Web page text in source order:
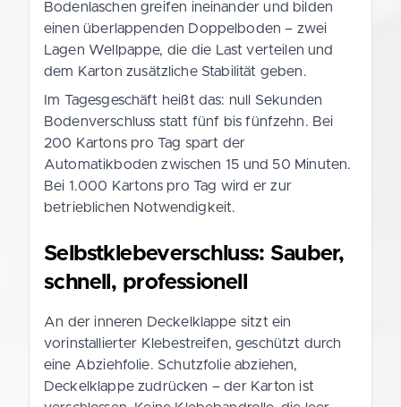
Bodenlaschen greifen ineinander und bilden
einen überlappenden Doppelboden – zwei
Lagen Wellpappe, die die Last verteilen und
dem Karton zusätzliche Stabilität geben.
Im Tagesgeschäft heißt das: null Sekunden
Bodenverschluss statt fünf bis fünfzehn. Bei
200 Kartons pro Tag spart der
Automatikboden zwischen 15 und 50 Minuten.
Bei 1.000 Kartons pro Tag wird er zur
betrieblichen Notwendigkeit.
Selbstklebeverschluss: Sauber,
schnell, professionell
An der inneren Deckelklappe sitzt ein
vorinstallierter Klebestreifen, geschützt durch
eine Abziehfolie. Schutzfolie abziehen,
Deckelklappe zudrücken – der Karton ist